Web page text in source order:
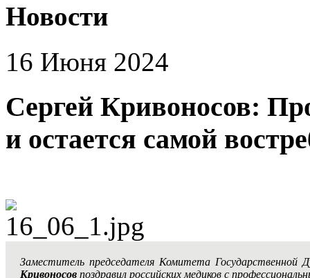
Новости
16 Июня 2024
Сергей Кривоносов:
и остается самой
Заместитель председателя Комитета
Кривоносов поздравил российских медиков с